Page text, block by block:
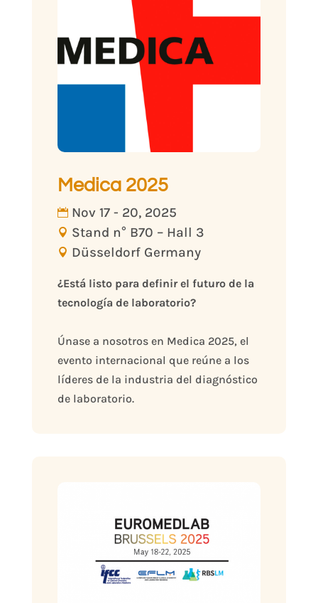
Medica 2025
Nov 17 - 20, 2025
Stand n° B70 – Hall 3
Düsseldorf Germany
¿Está listo para definir el futuro de la
tecnología de laboratorio?
Únase a nosotros en Medica 2025, el
evento internacional que reúne a los
líderes de la industria del diagnóstico
de laboratorio.